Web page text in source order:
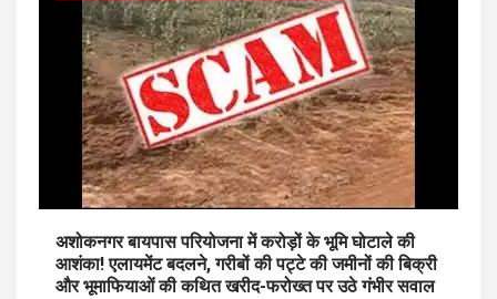
अशोकनगर बायपास परियोजना में करोड़ों के भूमि घोटाले की
आशंका! एलायमेंट बदलने, गरीबों की पट्टे की जमीनों की बिक्री
और भूमाफियाओं की कथित खरीद-फरोख्त पर उठे गंभीर सवाल